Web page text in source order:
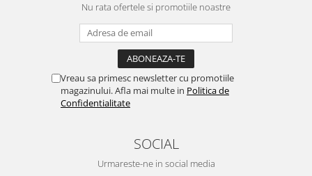
Nu rata ofertele si promotiile noastre
Vreau sa primesc newsletter cu promotiile
magazinului. Afla mai multe in Politica de
Confidentialitate
SOCIAL
Urmareste-ne in social media